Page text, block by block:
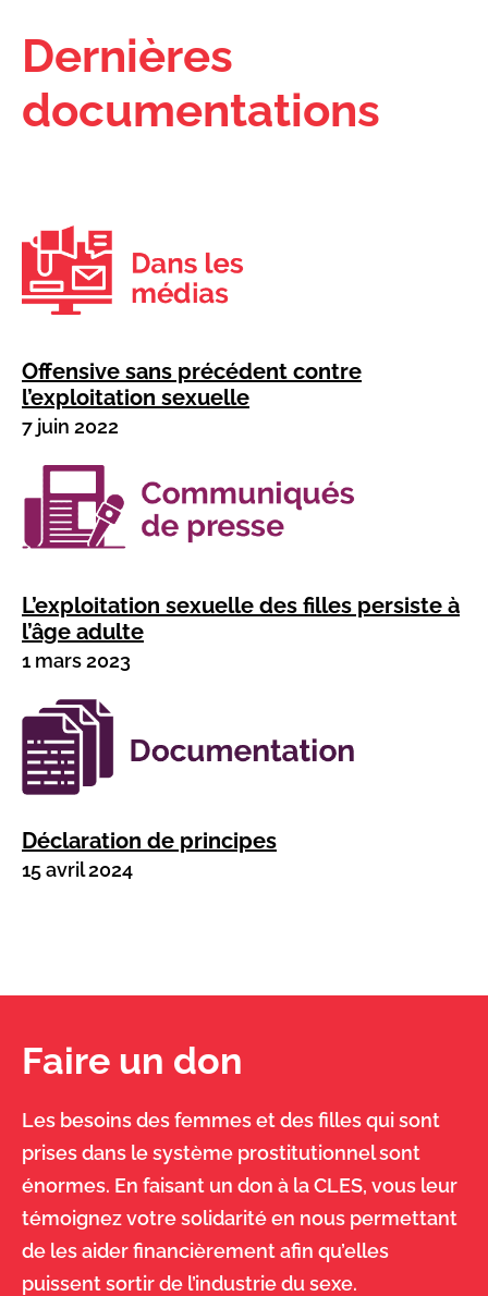
Dernières
documentations
Offensive sans précédent contre
l’exploitation sexuelle
7 juin 2022
L’exploitation sexuelle des filles persiste à
l’âge adulte
1 mars 2023
Déclaration de principes
15 avril 2024
Faire un don
Les besoins des femmes et des filles qui sont
prises dans le système prostitutionnel sont
énormes. En faisant un don à la CLES, vous leur
témoignez votre solidarité en nous permettant
de les aider financièrement afin qu’elles
puissent sortir de l’industrie du sexe.